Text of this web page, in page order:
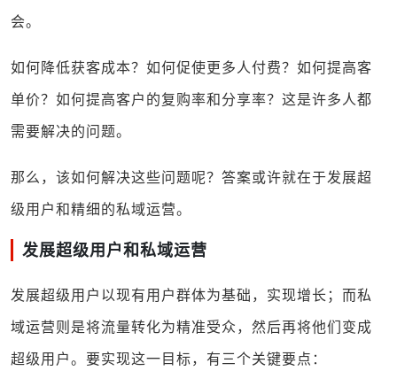
会。
如何降低获客成本？如何促使更多人付费？如何提高客
单价？如何提高客户的复购率和分享率？这是许多人都
需要解决的问题。
那么，该如何解决这些问题呢？答案或许就在于发展超
级用户和精细的私域运营。
发展超级用户和私域运营
发展超级用户以现有用户群体为基础，实现增长；而私
域运营则是将流量转化为精准受众，然后再将他们变成
超级用户。要实现这一目标，有三个关键要点：